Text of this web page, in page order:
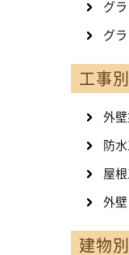
グ
グ
工事別
外
防
屋
外
建物別